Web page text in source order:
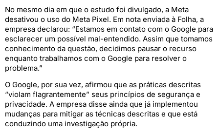
No mesmo dia em que o estudo foi divulgado, a Meta
desativou o uso do Meta Pixel. Em nota enviada à Folha, a
empresa declarou: “Estamos em contato com o Google para
esclarecer um possível mal-entendido. Assim que tomamos
conhecimento da questão, decidimos pausar o recurso
enquanto trabalhamos com o Google para resolver o
problema.”
O Google, por sua vez, afirmou que as práticas descritas
“violam flagrantemente” seus princípios de segurança e
privacidade. A empresa disse ainda que já implementou
mudanças para mitigar as técnicas descritas e que está
conduzindo uma investigação própria.